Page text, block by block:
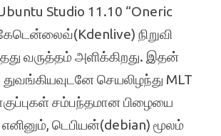
Studio 11.10 “Oneric
நிறுவி
வருத்தம் அளிக்கிறது. இதன்
செயலிழந்து MLT
சம்பந்தமான பிழையை
டெபியன்(debian) மூலம்